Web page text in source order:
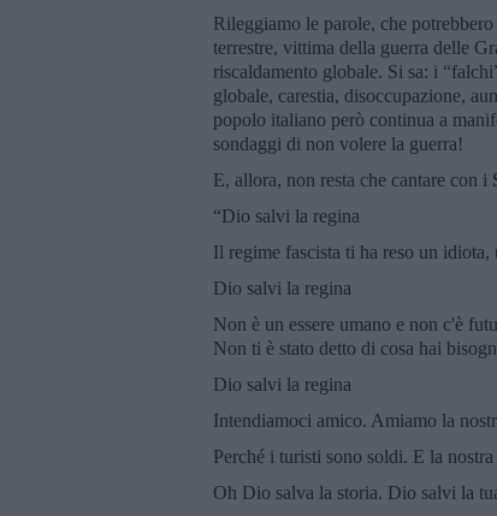
Rileggiamo le parole, che
terrestre, vittima della guerra delle
riscaldamento globale. Si sa: i
globale, carestia, disoccupazione,
popolo italiano però continua a
sondaggi di non volere la guerra!
E, allora, non resta che cantare con i
“Dio salvi la regina
Il regime fascista ti ha reso un
Dio salvi la regina
Non è un essere umano e non c'è
Non ti è stato detto di cosa hai
Dio salvi la regina
Intendiamoci amico. Amiamo la
Perché i turisti sono soldi. E la
Oh Dio salva la storia. Dio salvi la